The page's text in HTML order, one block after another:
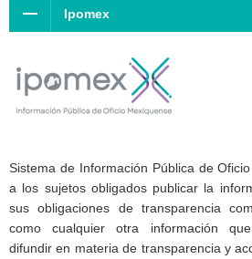
Ipomex
Sistema de Información Pública de
a los sujetos obligados publicar la
sus obligaciones de transparencia
como cualquier otra información
difundir en materia de transparencia y